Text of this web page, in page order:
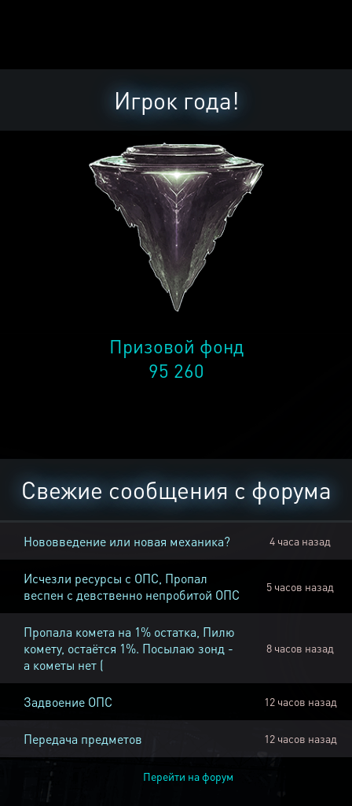
Игрок года!
Призовой фонд
95 260
Свежие сообщения с форума
Нововведение или новая механика? 4 часа назад
Исчезли ресурсы с ОПС, Пропал
веспен с девственно непробитой ОПС
5 часов назад
Пропала комета на 1% остатка, Пилю
комету, остаётся 1%. Посылаю зонд -
а кометы нет (
8 часов назад
Задвоение ОПС 12 часов назад
Передача предметов 12 часов назад
Перейти на форум